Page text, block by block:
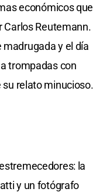
económicos que
Carlos Reutemann.
madrugada y el día
trompadas con
relato minucioso.
la
y un fotógrafo